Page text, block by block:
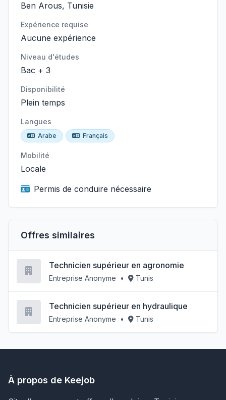
Ben Arous, Tunisie
Expérience requise
Aucune expérience
Niveau d'études
Bac + 3
Disponibilité
Plein temps
Langues
Arabe Français
Mobilité
Locale
Permis de conduire nécessaire
Offres similaires
Technicien supérieur en agronomie
Entreprise Anonyme • Tunis
Technicien supérieur en hydraulique
Entreprise Anonyme • Tunis
À propos de Keejob